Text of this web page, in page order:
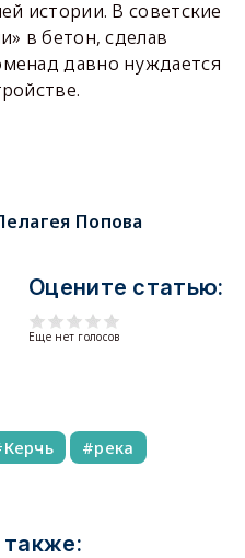
истории. В советские
в бетон, сделав
давно нуждается
Попова
Оцените статью:
Еще нет голосов
Керчь
река
также: